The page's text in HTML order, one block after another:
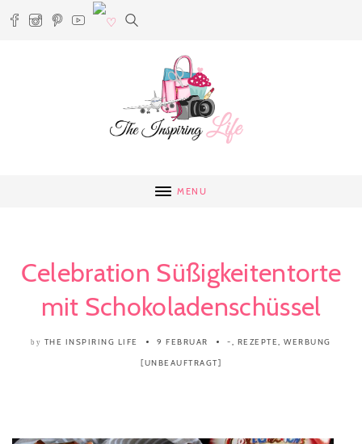
MENU
Celebration Süßigkeitentorte
mit Schokoladenschüssel
by THE INSPIRING LIFE 9 FEBRUAR -, REZEPTE,WERBUNG
[UNBEAUFTRAGT]